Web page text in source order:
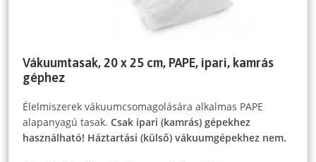
Vákuumtasak, 20 x 25 cm, PAPE, ipari, kamrás
géphez
Élelmiszerek vákuumcsomagolására alkalmas PAPE
alapanyagú tasak.Csak ipari (kamrás) gépekhez
használható! Háztartási (külső) vákuumgépekhez nem.